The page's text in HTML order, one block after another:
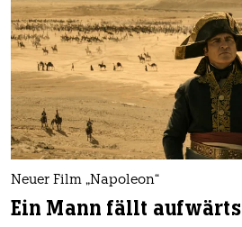
Neuer Film „Napoleon“
Ein Mann fällt aufwärts